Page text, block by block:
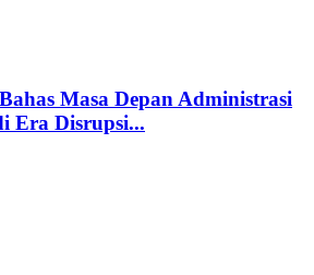
Masa Depan Administrasi
Era Disrupsi...